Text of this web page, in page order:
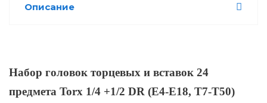
Описание
Набор головок торцевых и вставок 24
предмета Torx 1/4 +1/2 DR (Е4-Е18, Т7-Т50)